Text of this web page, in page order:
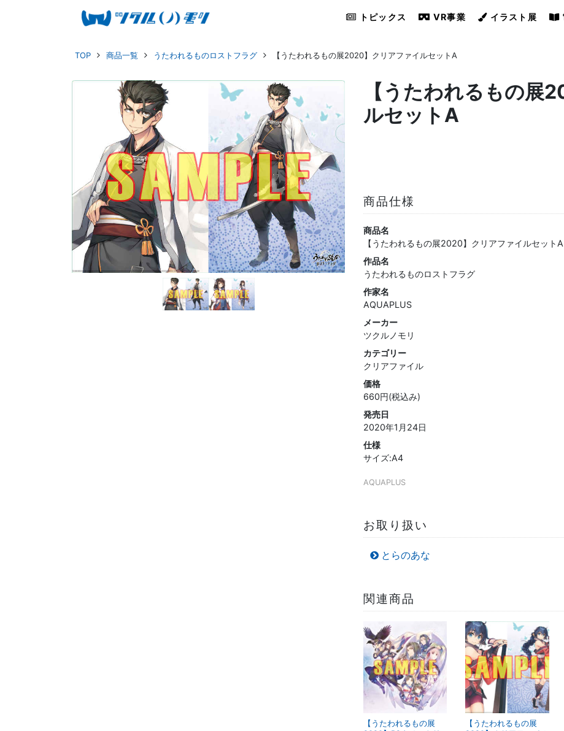
トピックス VR事業 イラスト展
TOP 商品一覧 うたわれるものロストフラグ 【うたわれるもの展2020】クリアファイルセットA
【うたわれるもの展
ルセットA
商品仕様
商品名
【うたわれるもの展2020】クリアファイルセットA
作品名
うたわれるものロストフラグ
作家名
AQUAPLUS
メーカー
ツクルノモリ
カテゴリー
クリアファイル
価格
660円(税込み)
発売日
2020年1月24日
仕様
サイズ:A4
AQUAPLUS
お取り扱い
とらのあな
関連商品
【うたわれるもの展
【うたわれるもの展